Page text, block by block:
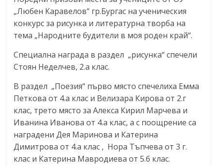
„Любен Каравелов“ гр.Бургас на ученическия
конкурс за рисунка и литературна творба на
тема „Народните будители в моя роден край“.
Специална награда в раздел „рисунка“ спечели
Стоян Неделчев, 2.а клас.
В раздел „Поезия“ първо място спечелиха Емма
Петкова от 4.а клас и Велизара Кирова от 2.г
клас, трето място за Алекса Кирил Марчева и
Иванина Иванова от 4.а клас, а с поощрение са
наградени Дея Маринова и Катерина
Димитрова от 4.а клас , Нора Тъпчева от 3 г.
клас и Катерина Мавродиева от 5.б клас.